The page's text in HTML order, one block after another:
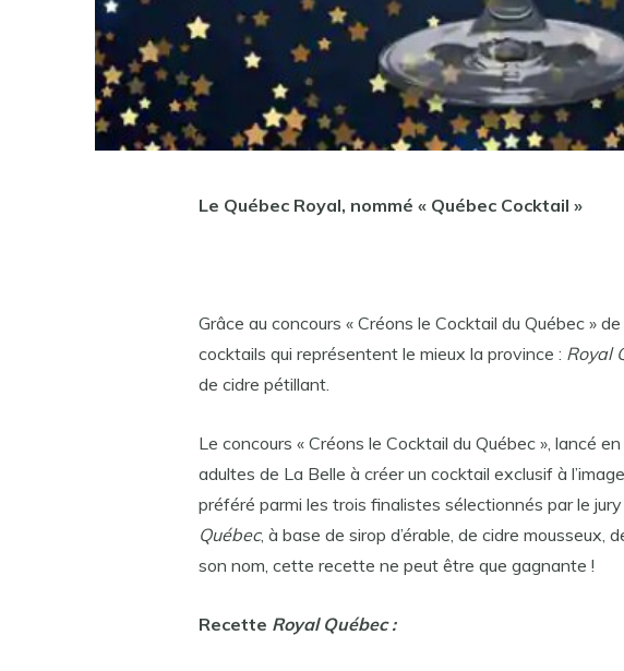
Le Québec Royal, nommé « Québec Cocktail »
Grâce au concours « Créons le Cocktail du Québec »
cocktails qui représentent le mieux la province : Royal
de cidre pétillant.
Le concours « Créons le Cocktail du Québec », lancé
adultes de La Belle à créer un cocktail exclusif à
préféré parmi les trois finalistes sélectionnés par le
Québec, à base de sirop d’érable, de cidre mousseux,
son nom, cette recette ne peut être que gagnante !
Recette Royal Québec :